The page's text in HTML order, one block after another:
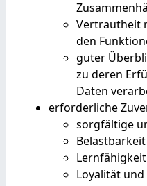
Vertrautheit
den
guter
zu deren
Daten
erforderliche
sorgfältige
Belastbarkeit
Lernfähigkeit
Loyalität